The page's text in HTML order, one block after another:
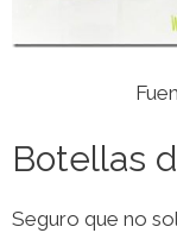
Botellas
Seguro que no